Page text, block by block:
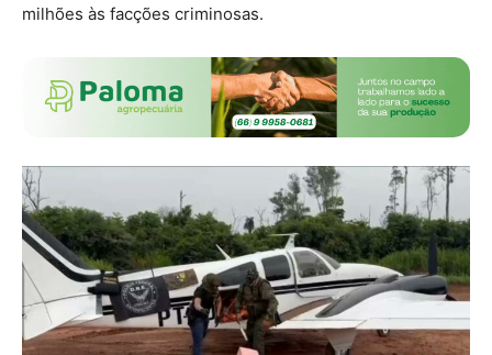
milhões às facções criminosas.